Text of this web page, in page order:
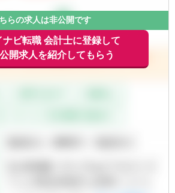
らの求人は非公開です
ナビ転職 会計士に登録して
開求人を紹介してもらう